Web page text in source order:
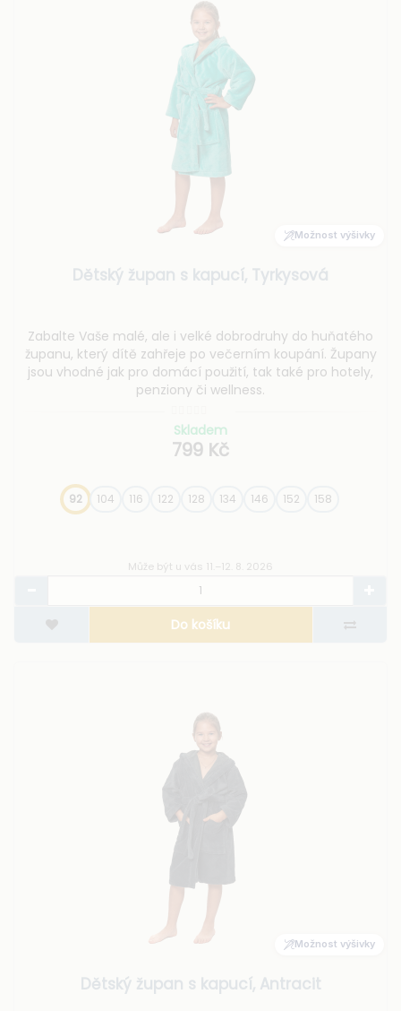
Možnost výšivky
Dětský župan s kapucí, Tyrkysová
Zabalte Vaše malé, ale i velké dobrodruhy do huňatého
županu, který dítě zahřeje po večerním koupání. Župany
jsou vhodné jak pro domácí použití, tak také pro hotely,
penziony či wellness.
Skladem
799 Kč
92 104 116 122 128 134 146 152 158
Může být u vás 11.–12. 8. 2026
Do košíku
Možnost výšivky
Dětský župan s kapucí, Antracit